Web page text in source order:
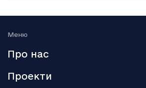
18.12.2025
Smart Holding відзвітував про зниження
Меню
Про нас
Проекти